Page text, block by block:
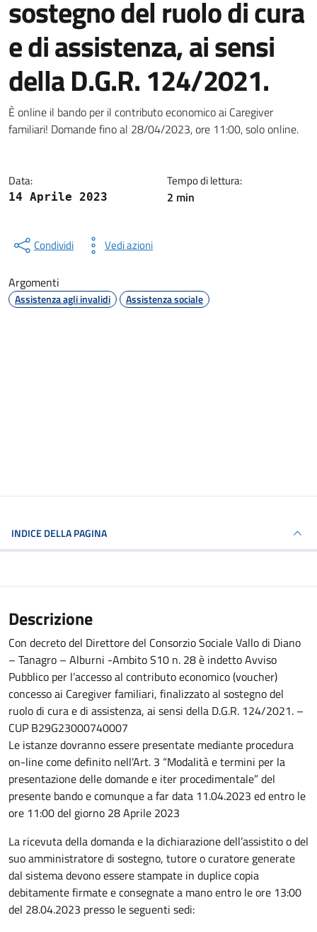
sostegno del ruolo di cura
e di assistenza, ai sensi
della D.G.R. 124/2021.
Dettagli della notizia
È online il bando per il contributo economico ai Caregiver
familiari! Domande fino al 28/04/2023, ore 11:00, solo online.
Data:
14 Aprile 2023
Tempo di lettura:
2 min
Condividi Vedi azioni
Argomenti
Assistenza agli invalidi Assistenza sociale
INDICE DELLA PAGINA
Descrizione
Con decreto del Direttore del Consorzio Sociale Vallo di Diano
– Tanagro – Alburni -Ambito S10 n. 28 è indetto Avviso
Pubblico per l’accesso al contributo economico (voucher)
concesso ai Caregiver familiari, finalizzato al sostegno del
ruolo di cura e di assistenza, ai sensi della D.G.R. 124/2021. –
CUP B29G23000740007
Le istanze dovranno essere presentate mediante procedura
on-line come definito nell’Art. 3 “Modalità e termini per la
presentazione delle domande e iter procedimentale” del
presente bando e comunque a far data 11.04.2023 ed entro le
ore 11:00 del giorno 28 Aprile 2023
La ricevuta della domanda e la dichiarazione dell’assistito o del
suo amministratore di sostegno, tutore o curatore generate
dal sistema devono essere stampate in duplice copia
debitamente firmate e consegnate a mano entro le ore 13:00
del 28.04.2023 presso le seguenti sedi: